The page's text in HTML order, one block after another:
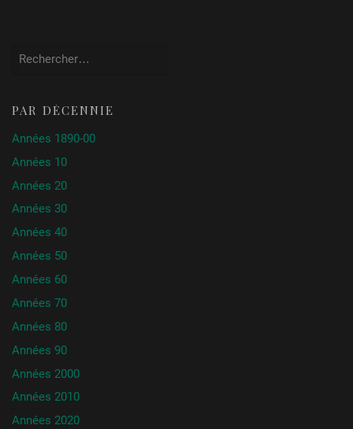
PAR DÉCENNIE
Années 1890-00
Années 10
Années 20
Années 30
Années 40
Années 50
Années 60
Années 70
Années 80
Années 90
Années 2000
Années 2010
Années 2020